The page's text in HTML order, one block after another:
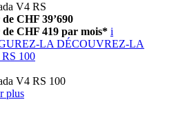
V4 RS
CHF 39’690
CHF 419 par mois* i
LA DÉCOUVREZ-LA
100
V4 RS 100
plus